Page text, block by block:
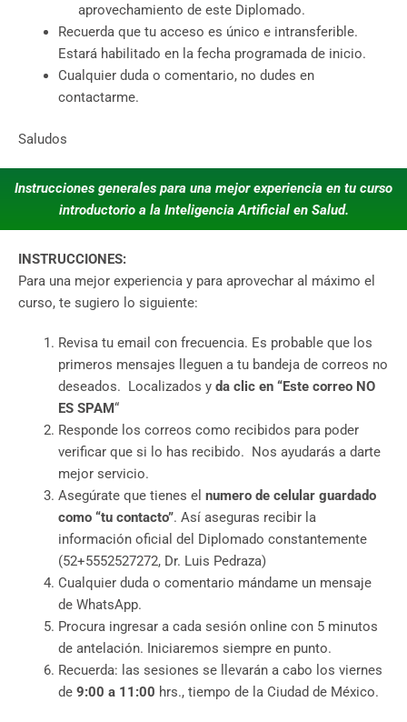
aprovechamiento de este Diplomado.
Recuerda que tu acceso es único e intransferible.
Estará habilitado en la fecha programada de inicio.
Cualquier duda o comentario, no dudes en
contactarme.
Saludos
Instrucciones generales para una mejor experiencia en tu curso
introductorio a la Inteligencia Artificial en Salud.
INSTRUCCIONES:
Para una mejor experiencia y para aprovechar al máximo el
curso, te sugiero lo siguiente:
Revisa tu email con frecuencia. Es probable que los
primeros mensajes lleguen a tu bandeja de correos no
deseados. Localizados y da clic en “Este correo NO
ES SPAM“
Responde los correos como recibidos para poder
verificar que si lo has recibido. Nos ayudarás a darte
mejor servicio.
Asegúrate que tienes el numero de celular guardado
como “tu contacto”. Así aseguras recibir la
información oficial del Diplomado constantemente
(52+5552527272, Dr. Luis Pedraza)
Cualquier duda o comentario mándame un mensaje
de WhatsApp.
Procura ingresar a cada sesión online con 5 minutos
de antelación. Iniciaremos siempre en punto.
Recuerda: las sesiones se llevarán a cabo los viernes
de 9:00 a 11:00 hrs., tiempo de la Ciudad de México.